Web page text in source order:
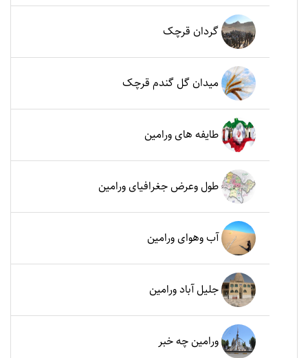
گردان قرچک
میدان گل گندم قرچک
طایفه های ورامین
طول وعرض جغرافیای ورامین
آب وهوای ورامین
جلیل آباد ورامین
ورامین چه خبر